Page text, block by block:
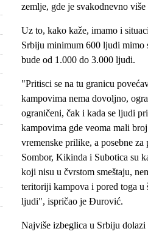
zemlje, gde je svakodnevno
Uz to, kako kaže, imamo i
Srbiju minimum 600 ljudi mimo
bude od 1.000 do 3.000 ljudi.
"Pritisci se na tu granicu
kampovima nema dovoljno,
ograničeni, čak i kada se ljudi
kampovima gde veoma mali
vremenske prilike, a posebne
Sombor, Kikinda i Subotica su
koji nisu u čvrstom smeštaju,
teritoriji kampova i pored toga u
ljudi", ispričao je Ðurović.
Najviše izbeglica u Srbiju